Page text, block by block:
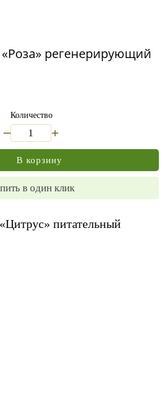
«Роза» регенерирующий
Количество
+
В корзину
в один клик